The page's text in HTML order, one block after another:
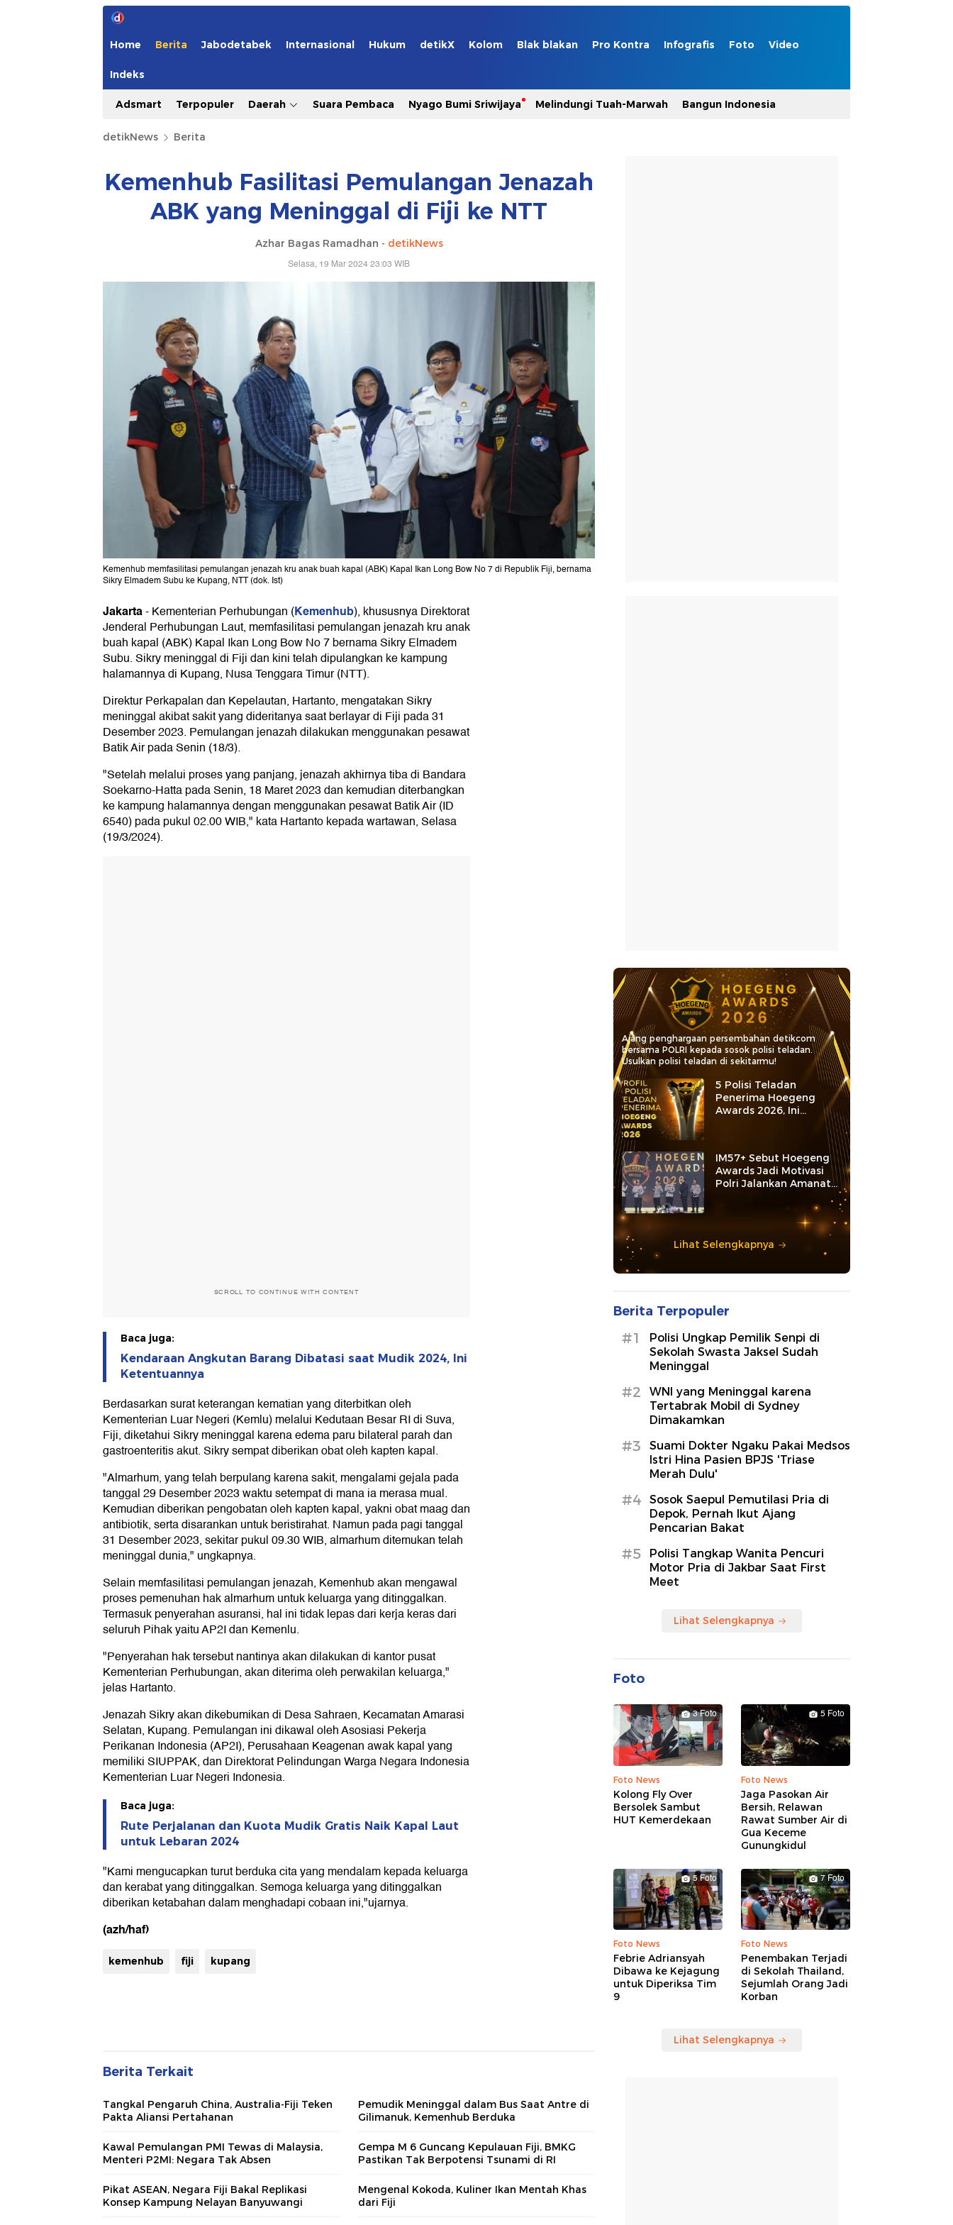
Home Berita Jabodetabek Internasional Hukum detikX Kolom Blak blakan Pro Kontra Infografis Foto Video
Indeks
Adsmart Terpopuler Daerah Suara Pembaca Nyago Bumi Sriwijaya Melindungi Tuah-Marwah Bangun Indonesia
detikNews Berita
Kemenhub Fasilitasi Pemulangan Jenazah
ABK yang Meninggal di Fiji ke NTT
Azhar Bagas Ramadhan - detikNews
Selasa, 19 Mar 2024 23:03 WIB
Kemenhub memfasilitasi pemulangan jenazah kru anak buah kapal (ABK) Kapal Ikan Long Bow No 7 di Republik Fiji, bernama
Sikry Elmadem Subu ke Kupang, NTT (dok. Ist)
Jakarta-Kementerian Perhubungan (Kemenhub), khususnya Direktorat
Jenderal Perhubungan Laut, memfasilitasi pemulangan jenazah kru anak
buah kapal (ABK) Kapal Ikan Long Bow No 7 bernama Sikry Elmadem
Subu. Sikry meninggal di Fiji dan kini telah dipulangkan ke kampung
halamannya di Kupang, Nusa Tenggara Timur (NTT).
Direktur Perkapalan dan Kepelautan, Hartanto, mengatakan Sikry
meninggal akibat sakit yang dideritanya saat berlayar di Fiji pada 31
Desember 2023. Pemulangan jenazah dilakukan menggunakan pesawat
Batik Air pada Senin (18/3).
"Setelah melalui proses yang panjang, jenazah akhirnya tiba di Bandara
Soekarno-Hatta pada Senin, 18 Maret 2023 dan kemudian diterbangkan
ke kampung halamannya dengan menggunakan pesawat Batik Air (ID
6540) pada pukul 02.00 WIB," kata Hartanto kepada wartawan, Selasa
(19/3/2024).
SCROLL TO CONTINUE WITH CONTENT
Baca juga:
Kendaraan Angkutan Barang Dibatasi saat Mudik 2024, Ini
Ketentuannya
Berdasarkan surat keterangan kematian yang diterbitkan oleh
Kementerian Luar Negeri (Kemlu) melalui Kedutaan Besar RI di Suva,
Fiji, diketahui Sikry meninggal karena edema paru bilateral parah dan
gastroenteritis akut. Sikry sempat diberikan obat oleh kapten kapal.
"Almarhum, yang telah berpulang karena sakit, mengalami gejala pada
tanggal 29 Desember 2023 waktu setempat di mana ia merasa mual.
Kemudian diberikan pengobatan oleh kapten kapal, yakni obat maag dan
antibiotik, serta disarankan untuk beristirahat. Namun pada pagi tanggal
31 Desember 2023, sekitar pukul 09.30 WIB, almarhum ditemukan telah
meninggal dunia," ungkapnya.
Selain memfasilitasi pemulangan jenazah, Kemenhub akan mengawal
proses pemenuhan hak almarhum untuk keluarga yang ditinggalkan.
Termasuk penyerahan asuransi, hal ini tidak lepas dari kerja keras dari
seluruh Pihak yaitu AP2I dan Kemenlu.
"Penyerahan hak tersebut nantinya akan dilakukan di kantor pusat
Kementerian Perhubungan, akan diterima oleh perwakilan keluarga,"
jelas Hartanto.
Jenazah Sikry akan dikebumikan di Desa Sahraen, Kecamatan Amarasi
Selatan, Kupang. Pemulangan ini dikawal oleh Asosiasi Pekerja
Perikanan Indonesia (AP2I), Perusahaan Keagenan awak kapal yang
memiliki SIUPPAK, dan Direktorat Pelindungan Warga Negara Indonesia
Kementerian Luar Negeri Indonesia.
Baca juga:
Rute Perjalanan dan Kuota Mudik Gratis Naik Kapal Laut
untuk Lebaran 2024
"Kami mengucapkan turut berduka cita yang mendalam kepada keluarga
dan kerabat yang ditinggalkan. Semoga keluarga yang ditinggalkan
diberikan ketabahan dalam menghadapi cobaan ini,"ujarnya.
(azh/haf)
kemenhub fiji kupang
Berita Terkait
Tangkal Pengaruh China, Australia-Fiji Teken
Pakta Aliansi Pertahanan
Pemudik Meninggal dalam Bus Saat Antre di
Gilimanuk, Kemenhub Berduka
Kawal Pemulangan PMI Tewas di Malaysia,
Menteri P2MI: Negara Tak Absen
Gempa M 6 Guncang Kepulauan Fiji, BMKG
Pastikan Tak Berpotensi Tsunami di RI
Pikat ASEAN, Negara Fiji Bakal Replikasi
Konsep Kampung Nelayan Banyuwangi
Mengenal Kokoda, Kuliner Ikan Mentah Khas
dari Fiji
Ajang penghargaan persembahan detikcom
bersama POLRI kepada sosok polisi teladan.
Usulkan polisi teladan di sekitarmu!
5 Polisi Teladan
Penerima Hoegeng
Awards 2026, Ini
Kategori dan Kiprahnya
IM57+ Sebut Hoegeng
Awards Jadi Motivasi
Polri Jalankan Amanat
Lihat Selengkapnya
Berita Terpopuler
#1
Polisi Ungkap Pemilik Senpi di
Sekolah Swasta Jaksel Sudah
Meninggal
#2
WNI yang Meninggal karena
Tertabrak Mobil di Sydney
Dimakamkan
#3
Suami Dokter Ngaku Pakai Medsos
Istri Hina Pasien BPJS 'Triase
Merah Dulu'
#4
Sosok Saepul Pemutilasi Pria di
Depok, Pernah Ikut Ajang
Pencarian Bakat
#5
Polisi Tangkap Wanita Pencuri
Motor Pria di Jakbar Saat First
Meet
Lihat Selengkapnya
Foto
3 Foto
Foto News
Kolong Fly Over
Bersolek Sambut
HUT Kemerdekaan
5 Foto
Foto News
Jaga Pasokan Air
Bersih, Relawan
Rawat Sumber Air di
Gua Keceme
Gunungkidul
5 Foto
Foto News
Febrie Adriansyah
Dibawa ke Kejagung
untuk Diperiksa Tim
9
7 Foto
Foto News
Penembakan Terjadi
di Sekolah Thailand,
Sejumlah Orang Jadi
Korban
Lihat Selengkapnya